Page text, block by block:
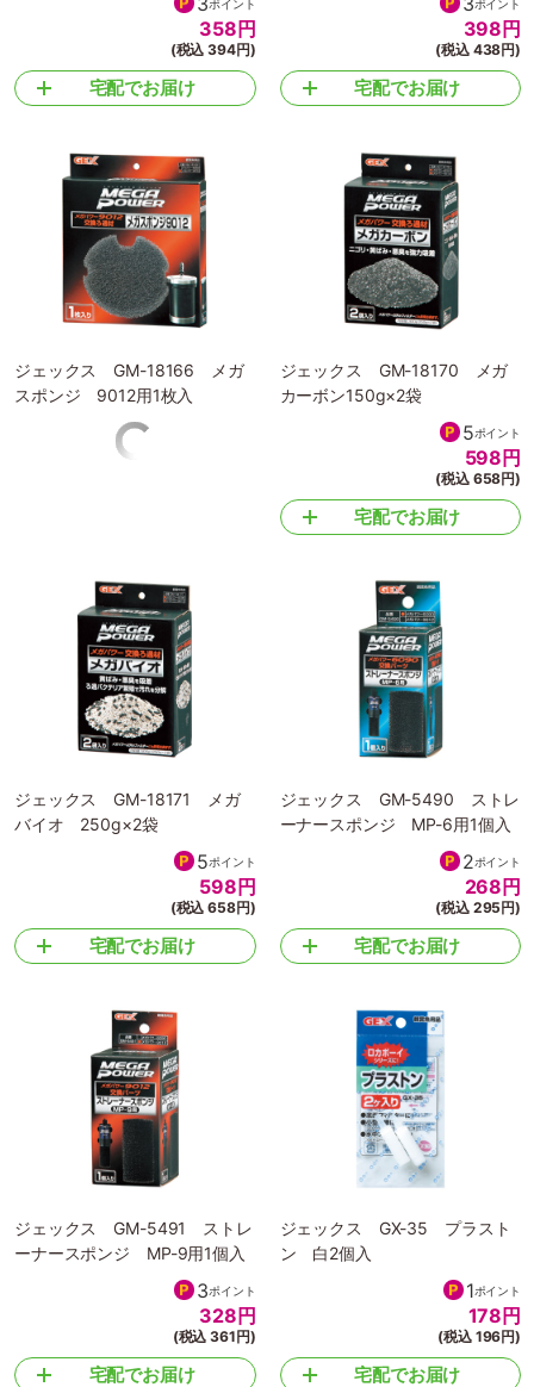
ポイント
358 円
(税込 394円)
宅配でお届け
ポイント
398 円
(税込 438円)
宅配でお届け
ジェックス GM-18166 メガ
スポンジ 9012用1枚入
ジェックス GM-18170 メガ
カーボン150g×2袋
5ポイント
598 円
(税込 658円)
宅配でお届け
ジェックス GM-18171 メガ
バイオ 250g×2袋
5ポイント
598 円
(税込 658円)
宅配でお届け
ジェックス GM-5490 ストレ
ーナースポンジ MP-6用1個入
2ポイント
268 円
(税込 295円)
宅配でお届け
ジェックス GM-5491 ストレ
ーナースポンジ MP-9用1個入
3ポイント
328 円
(税込 361円)
宅配でお届け
ジェックス GX-35 プラスト
ン 白2個入
1ポイント
178 円
(税込 196円)
宅配でお届け